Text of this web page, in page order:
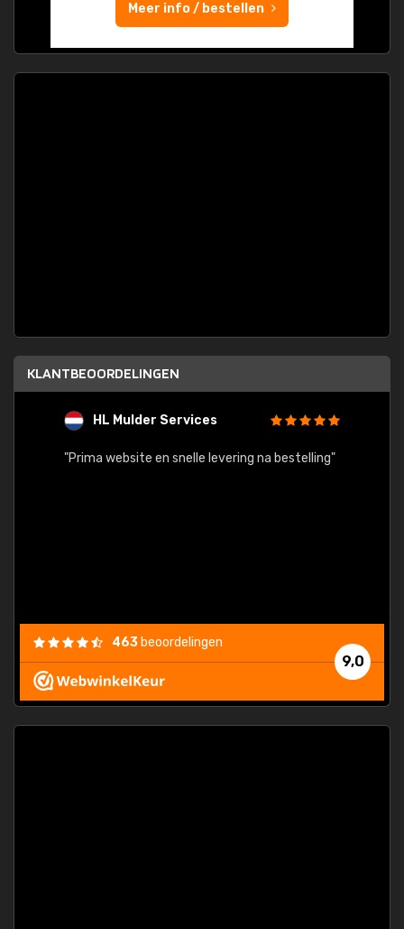
Meer info / bestellen
KLANTBEOORDELINGEN
HL Mulder Services
"Prima website en snelle levering na bestelling"
9,0
463 beoordelingen